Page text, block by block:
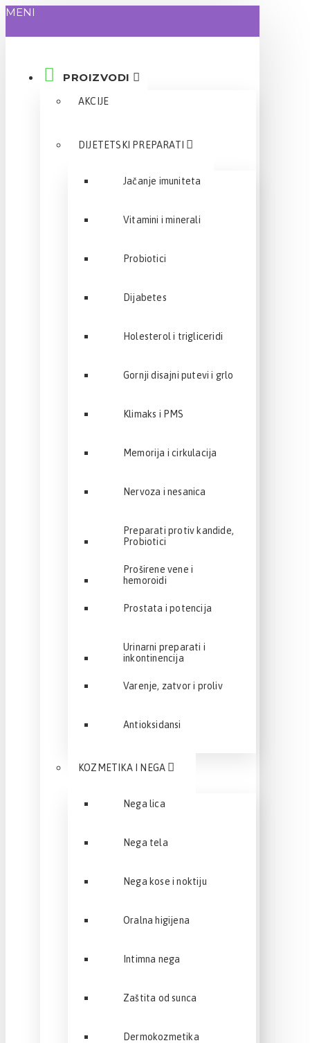
MENI
PROIZVODI
AKCIJE
DIJETETSKI PREPARATI
Jačanje imuniteta
Vitamini i minerali
Probiotici
Dijabetes
Holesterol i trigliceridi
Gornji disajni putevi i grlo
Klimaks i PMS
Memorija i cirkulacija
Nervoza i nesanica
Preparati protiv kandide,
Probiotici
Proširene vene i
hemoroidi
Prostata i potencija
Urinarni preparati i
inkontinencija
Varenje, zatvor i proliv
Antioksidansi
KOZMETIKA I NEGA
Nega lica
Nega tela
Nega kose i noktiju
Oralna higijena
Intimna nega
Zaštita od sunca
Dermokozmetika